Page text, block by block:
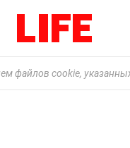
файлов cookie,